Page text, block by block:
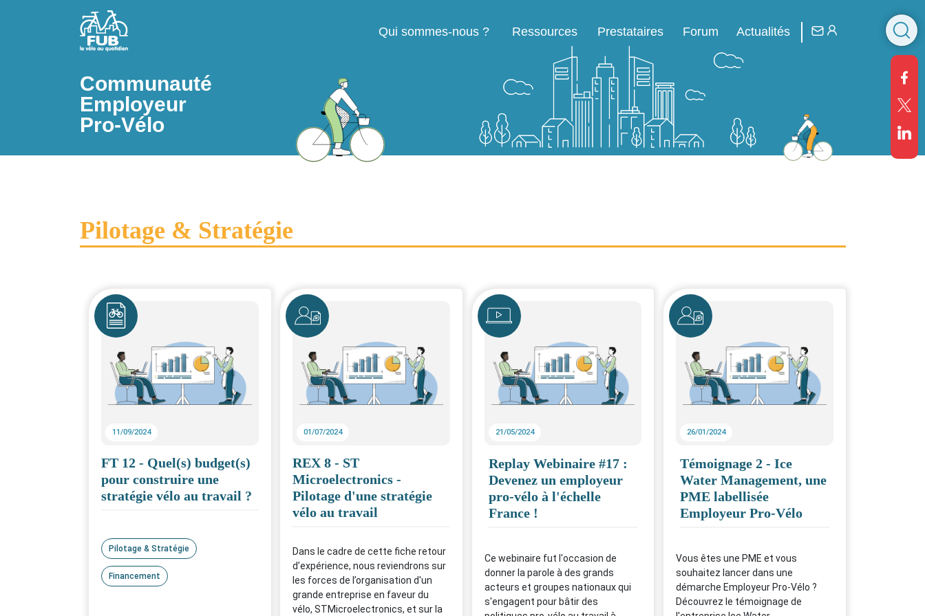
Aller au contenu principal
Navigation principale
Qui sommes-nous ? Ressources Prestataires Forum Actualités
Communauté
Employeur
Pro-Vélo
Pilotage & Stratégie
Icône
11/09/2024
FT 12 - Quel(s) budget(s)
pour construire une
stratégie vélo au travail ?
Pilotage & Stratégie
Financement
Icône
01/07/2024
REX 8 - ST
Microelectronics -
Pilotage d'une stratégie
vélo au travail
Dans le cadre de cette fiche retour
d’expérience, nous reviendrons sur
les forces de l’organisation d'un
grande entreprise en faveur du
vélo, STMicroelectronics, et sur la
Icône
21/05/2024
Replay Webinaire #17 :
Devenez un employeur
pro-vélo à l'échelle
France !
Ce webinaire fut l'occasion de
donner la parole à des grands
acteurs et groupes nationaux qui
s'engagent pour bâtir des
Icône
26/01/2024
Témoignage 2 - Ice
Water Management, une
PME labellisée
Employeur Pro-Vélo
Vous êtes une PME et vous
souhaitez lancer dans une
démarche Employeur Pro-Vélo ?
Découvrez le témoignage de